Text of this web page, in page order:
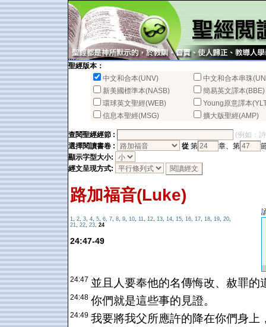
聖經版本：
中文和合本(UNV)
中文和合本串珠
新美國標準本(NASB)
簡易英文譯本(BBE)
環球英文聖經(WEB)
Young原意譯本
信息本聖經(MSG)
擴大版聖經(AMP)
查閱聖經經節 :
(例如：
選擇閱讀書卷 :
從 第 章、第
顯示字型大小:
經文呈現方式:
路加福音(Luke)
1, 2, 3, 4, 5, 6, 7, 8, 9, 10, 11, 12, 13, 14, 15, 16, 17, 18, 19, 20,
21, 22, 23, 24
24:47-49
24:47 並且人要奉他的名傳悔改、赦罪
24:48 你們就是這些事的見證。
24:49 我要將我父所應許的降在你們身